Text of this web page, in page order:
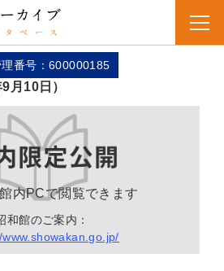
理番号：600000185
月10日）
内PCで閲覧できます
和館のご案内：